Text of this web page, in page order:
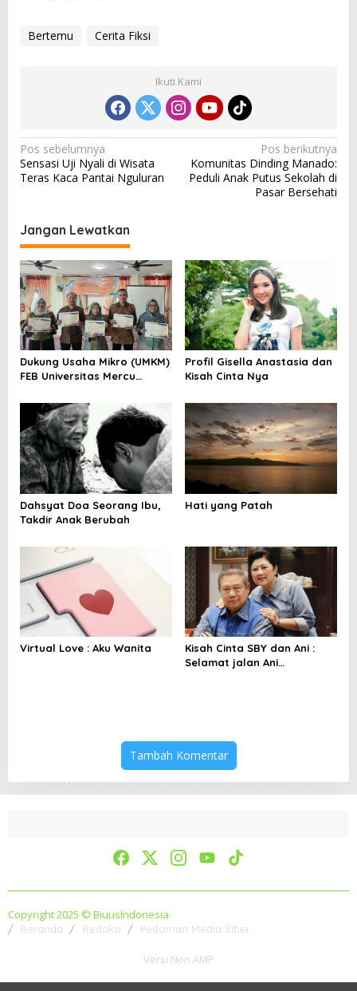
Bertemu Cerita Fiksi
Ikuti Kami
N
a
g
a
s
i
p
o
s
Pos sebelumnya
Sensasi Uji Nyali di Wisata
Teras Kaca Pantai Nguluran
Pos berikutnya
Komunitas Dinding Manado:
Peduli Anak Putus Sekolah di
Pasar Bersehati
Jangan Lewatkan
Dukung Usaha Mikro (UMKM)
FEB Universitas Mercu
Masyarakat
Profil Gisella Anastasia dan
Kisah Cinta Nya
Dahsyat Doa Seorang Ibu,
Takdir Anak Berubah
Hati yang Patah
Virtual Love : Aku Wanita
Kisah Cinta SBY dan Ani :
Selamat jalan Ani
Tambah Komentar
Copyright 2025 © BiuusIndonesia
Beranda Redaksi Pedoman Media Siber
Versi Non AMP